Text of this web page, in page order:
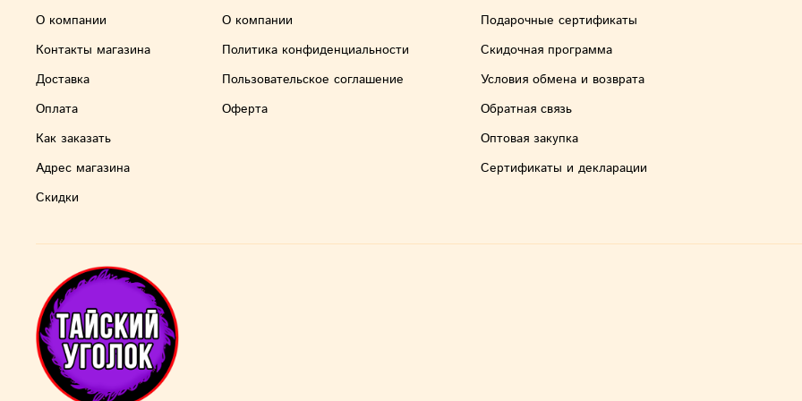
2.
3.
1. 1
О компании
Контакты магазина
Доставка
Оплата
Как заказать
Адрес магазина
Скидки
О компании
Политика конфиденциальности
Пользовательское соглашение
Оферта
Подарочные сертификаты
Скидочная программа
Условия обмена и возврата
Обратная связь
Оптовая закупка
Сертификаты и декларации